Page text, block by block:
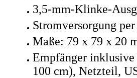
3,5-mm-Klinke-
Stromversorgung
Maße: 79 x 79 x 20
Empfänger
100 cm), Netzteil,